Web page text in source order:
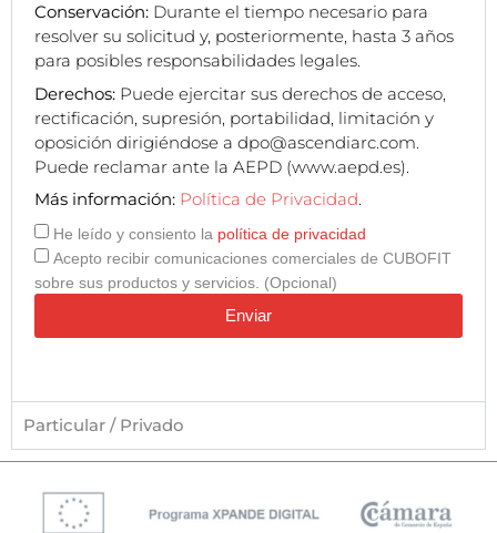
Conservación: Durante el tiempo necesario para
resolver su solicitud y, posteriormente, hasta 3 años
para posibles responsabilidades legales.
Derechos: Puede ejercitar sus derechos de acceso,
rectificación, supresión, portabilidad, limitación y
oposición dirigiéndose a dpo@ascendiarc.com.
Puede reclamar ante la AEPD (www.aepd.es).
Más información: Política de Privacidad.
He leído y consiento la política de privacidad
Acepto recibir comunicaciones comerciales de CUBOFIT
sobre sus productos y servicios. (Opcional)
Enviar
Particular / Privado